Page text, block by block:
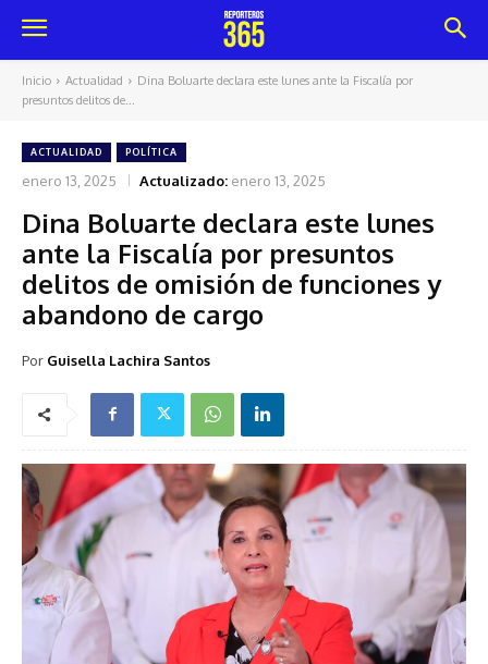
Inicio Actualidad
Dina Boluarte declara este lunes ante la Fiscalía por
presuntos delitos de...
ACTUALIDAD POLÍTICA
enero 13, 2025 Actualizado: enero 13, 2025
Dina Boluarte declara este lunes
ante la Fiscalía por presuntos
delitos de omisión de funciones y
abandono de cargo
Por Guisella Lachira Santos